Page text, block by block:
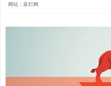
网站：富灯网